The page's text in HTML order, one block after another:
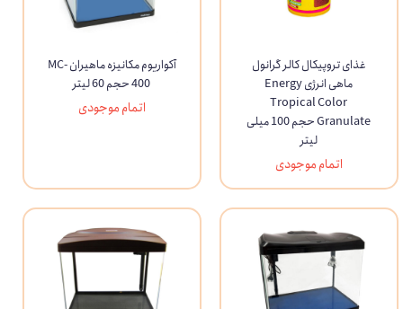
غذای تروپیکال کالر گرانول
ماهی انرژی Energy
Tropical Color
Granulate حجم 100 میلی
لیتر
اتمام موجودی
آکواریوم مکانیزه ماهیران MC-
400 حجم 60 لیتر
اتمام موجودی